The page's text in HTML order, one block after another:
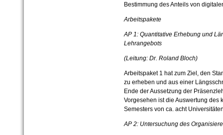
Bestimmung des Anteils von
Arbeitspakete
AP 1: Quantitative Erhebung und
Lehrangebots
(Leitung: Dr. Roland Bloch)
Arbeitspaket 1 hat zum Ziel, den
zu erheben und aus einer
Ende der Aussetzung der
Vorgesehen ist die Auswertung
Semesters von ca. acht
AP 2: Untersuchung des